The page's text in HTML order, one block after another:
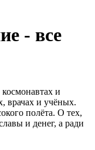
- все
и
врачах и учёных.
полёта. О тех,
и денег, а ради